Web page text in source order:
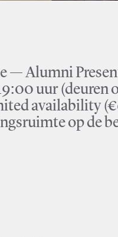
— Alumni
uur (deuren
availability
op de